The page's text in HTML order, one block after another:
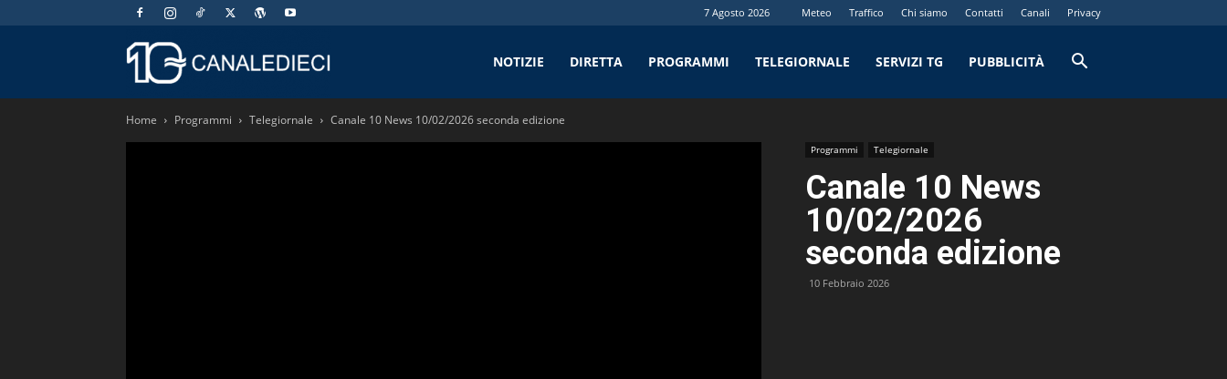
7 Agosto 2026 Meteo Traffico Chi siamo Contatti Canali Privacy
Canaledieci.tv NOTIZIE DIRETTA PROGRAMMI TELEGIORNALE SERVIZI TG PUBBLICITÀ
Home Programmi Telegiornale Canale 10 News 10/02/2026 seconda edizione
Programmi Telegiornale
Canale 10 News
10/02/2026
seconda edizione
10 Febbraio 2026